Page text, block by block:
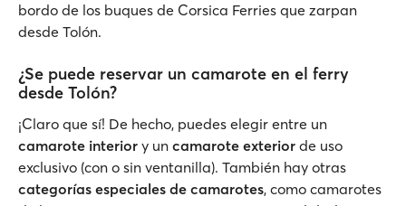
bordo de los buques de Corsica Ferries que zarpan
desde Tolón.
¿Se puede reservar un camarote en el ferry
desde Tolón?
¡Claro que sí! De hecho, puedes elegir entre un
camarote interior y un camarote exterior de uso
exclusivo (con o sin ventanilla). También hay otras
categorías especiales de camarotes, como camarotes